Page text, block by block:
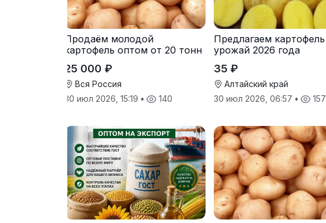
Продаём молодой
картофель оптом от 20 тонн
25 000 ₽
Вся Россия
30 июл 2026, 15:19 • 140
Предлагаем картофель
урожай 2026 года
35 ₽
Алтайский край
30 июл 2026, 06:57 • 157